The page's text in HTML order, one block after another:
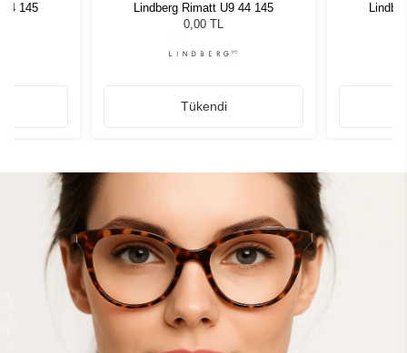
145
Lindberg Rimatt U9 44 145
0,00 TL
Tükendi